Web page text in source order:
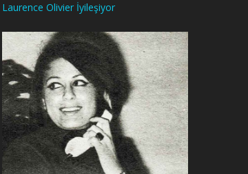
Laurence Olivier İyileşiyor